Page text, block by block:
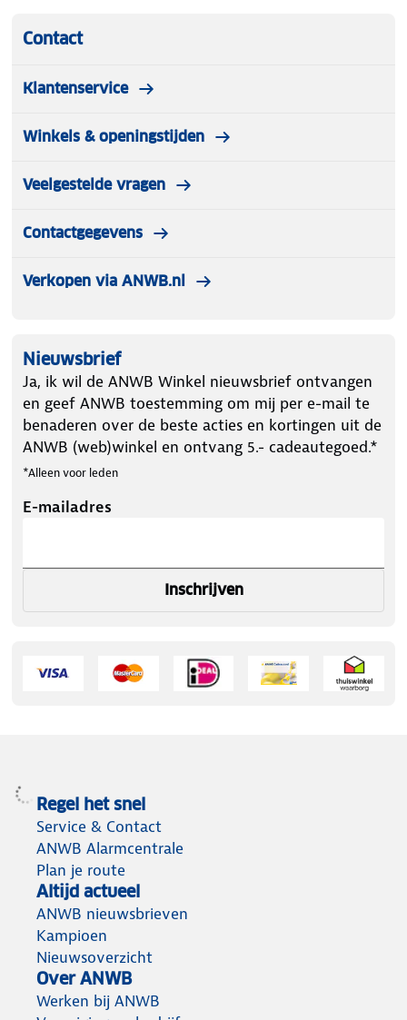
Contact
Klantenservice
Winkels & openingstijden
Veelgestelde vragen
Contactgegevens
Verkopen via ANWB.nl
Nieuwsbrief
Ja, ik wil de ANWB Winkel nieuwsbrief ontvangen
en geef ANWB toestemming om mij per e-mail te
benaderen over de beste acties en kortingen uit de
ANWB (web)winkel en ontvang 5.- cadeautegoed.*
*Alleen voor leden
E-mailadres
Inschrijven
Regel het snel
Service & Contact
ANWB Alarmcentrale
Plan je route
Altijd actueel
ANWB nieuwsbrieven
Kampioen
Nieuwsoverzicht
Over ANWB
Werken bij ANWB